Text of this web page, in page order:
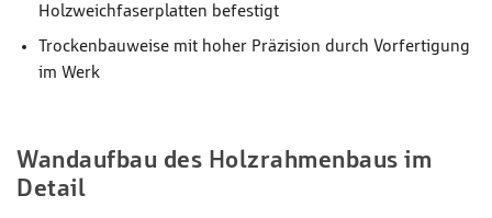
Holzweichfaserplatten befestigt
Trockenbauweise mit hoher Präzision durch Vorfertigung
im Werk
Wandaufbau des Holzrahmenbaus im
Detail